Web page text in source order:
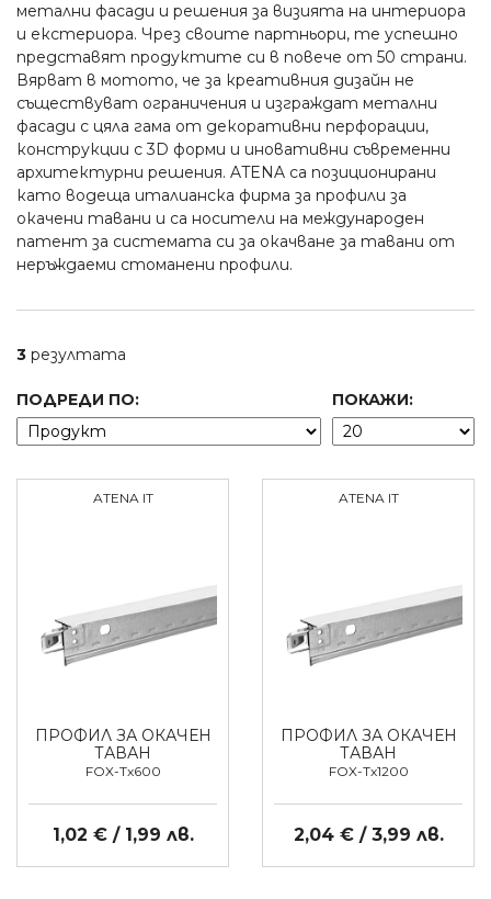
метални фасади и решения за визията на интериора
и екстериора. Чрез своите партньори, те успешно
представят продуктите си в повече от 50 страни.
Вярват в мотото, че за креативния дизайн не
съществуват ограничения и изграждат метални
фасади с цяла гама от декоративни перфорации,
конструкции с 3D форми и иновативни съвременни
архитектурни решения. ATENA са позиционирани
като водеща италианска фирма за профили за
окачени тавани и са носители на международен
патент за системата си за окачване за тавани от
неръждаеми стоманени профили.
3 резултата
ПОДРЕДИ ПО: ПОКАЖИ:
ATENA IT
ПРОФИЛ ЗА ОКАЧЕН
ТАВАН
FOX-Tx600
1,02 € / 1,99 лв.
ATENA IT
ПРОФИЛ ЗА ОКАЧЕН
ТАВАН
FOX-Tx1200
2,04 € / 3,99 лв.